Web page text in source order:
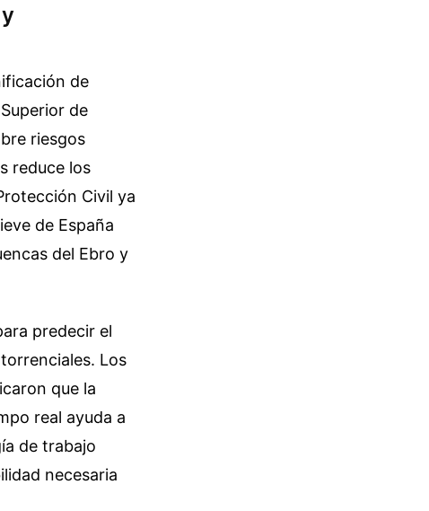
de
de
riesgos
reduce los
Civil ya
de España
del Ebro y
predecir el
Los
que la
real ayuda a
de trabajo
necesaria